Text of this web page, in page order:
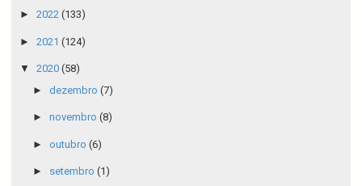
► 2022 (133)
► 2021 (124)
▼ 2020 (58)
► dezembro (7)
► novembro (8)
► outubro (6)
► setembro (1)